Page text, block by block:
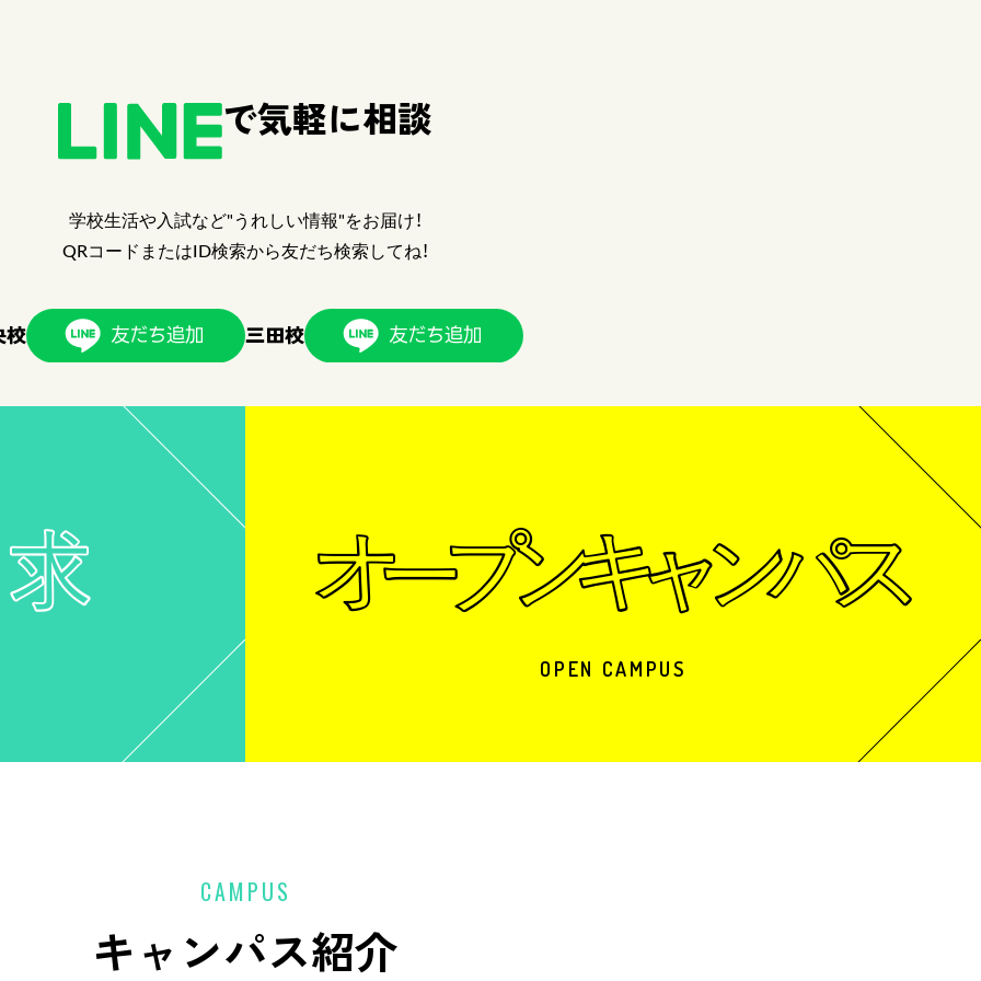
で気軽に相談
学校生活や入試など"うれしい情報"をお届け！
QRコードまたはID検索から友だち検索してね！
校 三田校
OPEN CAMPUS
CAMPUS
キャンパス紹介